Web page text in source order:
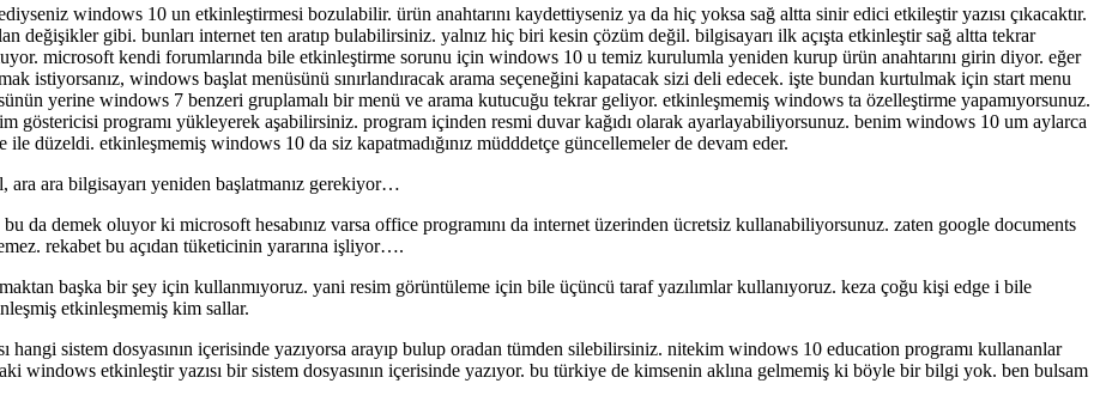
windows 10 un etkinleştirmesi bozulabilir. ürün anahtarını kaydettiyseniz ya da hiç yoksa sağ altta sinir edici etkileştir yazısı çıkacaktır.
değişikler gibi. bunları internet ten aratıp bulabilirsiniz. yalnız hiç biri kesin çözüm değil. bilgisayarı ilk açışta etkinleştir sağ altta tekrar
microsoft kendi forumlarında bile etkinleştirme sorunu için windows 10 u temiz kurulumla yeniden kurup ürün anahtarını girin diyor. eğer
istiyorsanız, windows başlat menüsünü sınırlandıracak arama seçeneğini kapatacak sizi deli edecek. işte bundan kurtulmak için start menu
yerine windows 7 benzeri gruplamalı bir menü ve arama kutucuğu tekrar geliyor. etkinleşmemiş windows ta özelleştirme yapamıyorsunuz.
göstericisi programı yükleyerek aşabilirsiniz. program içinden resmi duvar kağıdı olarak ayarlayabiliyorsunuz. benim windows 10 um aylarca
düzeldi. etkinleşmemiş windows 10 da siz kapatmadığınız müdddetçe güncellemeler de devam eder.
ara bilgisayarı yeniden başlatmanız gerekiyor…
da demek oluyor ki microsoft hesabınız varsa office programını da internet üzerinden ücretsiz kullanabiliyorsunuz. zaten google documents
rekabet bu açıdan tüketicinin yararına işliyor….
başka bir şey için kullanmıyoruz. yani resim görüntüleme için bile üçüncü taraf yazılımlar kullanıyoruz. keza çoğu kişi edge i bile
etkinleşmemiş kim sallar.
hangi sistem dosyasının içerisinde yazıyorsa arayıp bulup oradan tümden silebilirsiniz. nitekim windows 10 education programı kullananlar
windows etkinleştir yazısı bir sistem dosyasının içerisinde yazıyor. bu türkiye de kimsenin aklına gelmemiş ki böyle bir bilgi yok. ben bulsam